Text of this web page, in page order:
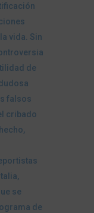
vida. Sin
de
falsos
cribado
se
de